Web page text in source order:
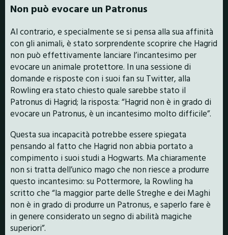
Non può evocare un Patronus
Al contrario, e specialmente se si pensa alla sua affinità
con gli animali, è stato sorprendente scoprire che Hagrid
non può effettivamente lanciare l’incantesimo per
evocare un animale protettore. In una sessione di
domande e risposte con i suoi fan su Twitter, alla
Rowling era stato chiesto quale sarebbe stato il
Patronus di Hagrid; la risposta: “Hagrid non è in grado di
evocare un Patronus, è un incantesimo molto difficile”.
Questa sua incapacità potrebbe essere spiegata
pensando al fatto che Hagrid non abbia portato a
compimento i suoi studi a Hogwarts. Ma chiaramente
non si tratta dell’unico mago che non riesce a produrre
questo incantesimo: su Pottermore, la Rowling ha
scritto che “la maggior parte delle Streghe e dei Maghi
non è in grado di produrre un Patronus, e saperlo fare è
in genere considerato un segno di abilità magiche
superiori”.